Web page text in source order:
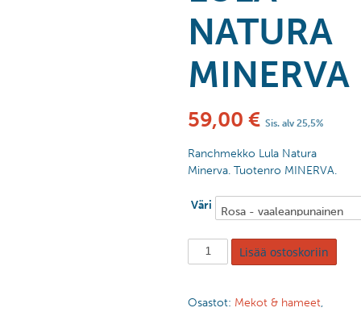
NATURA
MINERVA
59,00 € Sis. alv 25,5%
Ranchmekko Lula Natura
Minerva. Tuotenro MINERVA.
Väri
Lisää ostoskoriin
Osastot: Mekot & hameet,